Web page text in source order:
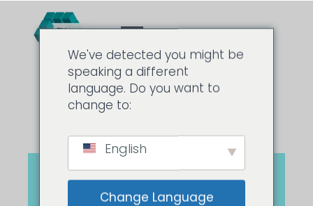
We've detected you might be
speaking a different
language. Do you want to
change to:
English
Change Language